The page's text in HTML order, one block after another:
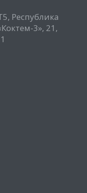
Республика
3», 21,